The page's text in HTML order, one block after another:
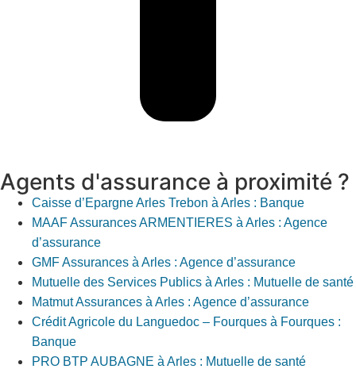
Agents d'assurance à proximité ?
Caisse d’Epargne Arles Trebon à Arles : Banque
MAAF Assurances ARMENTIERES à Arles : Agence
d’assurance
GMF Assurances à Arles : Agence d’assurance
Mutuelle des Services Publics à Arles : Mutuelle de santé
Matmut Assurances à Arles : Agence d’assurance
Crédit Agricole du Languedoc – Fourques à Fourques :
Banque
PRO BTP AUBAGNE à Arles : Mutuelle de santé